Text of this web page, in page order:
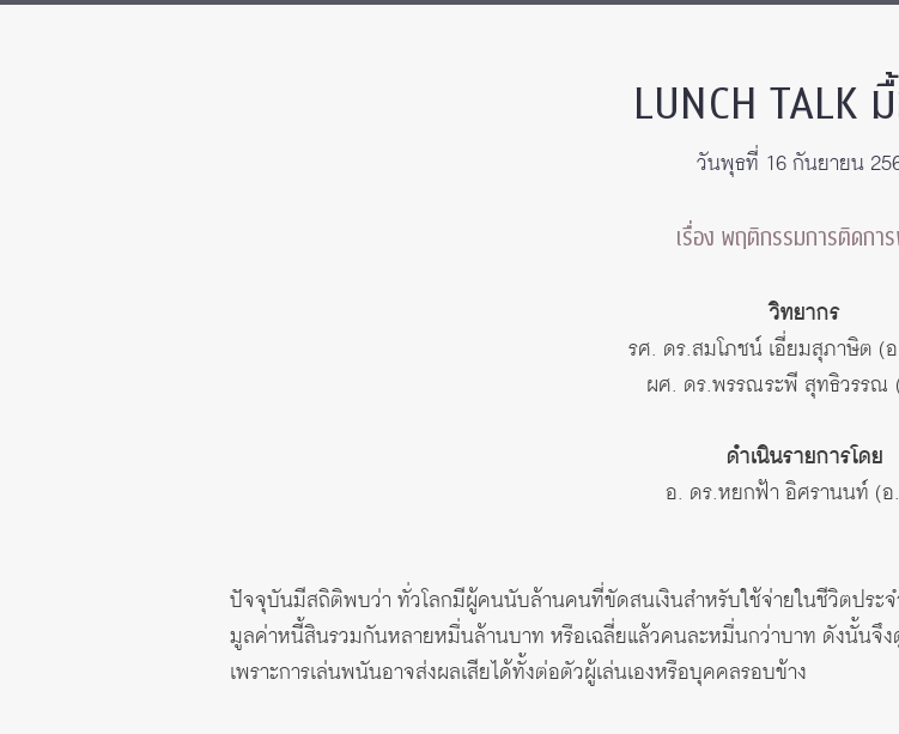
LUNCH TALK
วันพุธที่ 16 กันยายน
เรื่อง พฤติกรรมการติดกา
วิทยากร
รศ. ดร.สมโภชน์ เอี่ยมสุภาษิต (
ผศ. ดร.พรรณระพี สุทธิวรรณ
ดำเนินรายการโดย
อ. ดร.หยกฟ้า อิศรานนท์ (
ปัจจุบันมีสถิติพบว่า ทั่วโลกมีผู้คนนับล้านคนที่ขัดสนเงินสำหรับใช้จ่ายในชีวิตประ
มูลค่าหนี้สินรวมกันหลายหมื่นล้านบาท หรือเฉลี่ยแล้วคนละหมื่นกว่าบาท ดังนั้นจึง
เพราะการเล่นพนันอาจส่งผลเสียได้ทั้งต่อตัวผู้เล่นเองหรือบุคคลรอบข้าง